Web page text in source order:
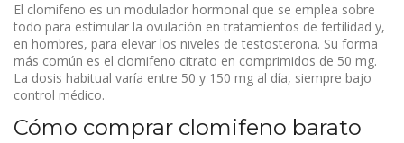
El clomifeno es un modulador hormonal que se emplea sobre
todo para estimular la ovulación en tratamientos de fertilidad y,
en hombres, para elevar los niveles de testosterona. Su forma
más común es el clomifeno citrato en comprimidos de 50 mg.
La dosis habitual varía entre 50 y 150 mg al día, siempre bajo
control médico.
Cómo comprar clomifeno barato